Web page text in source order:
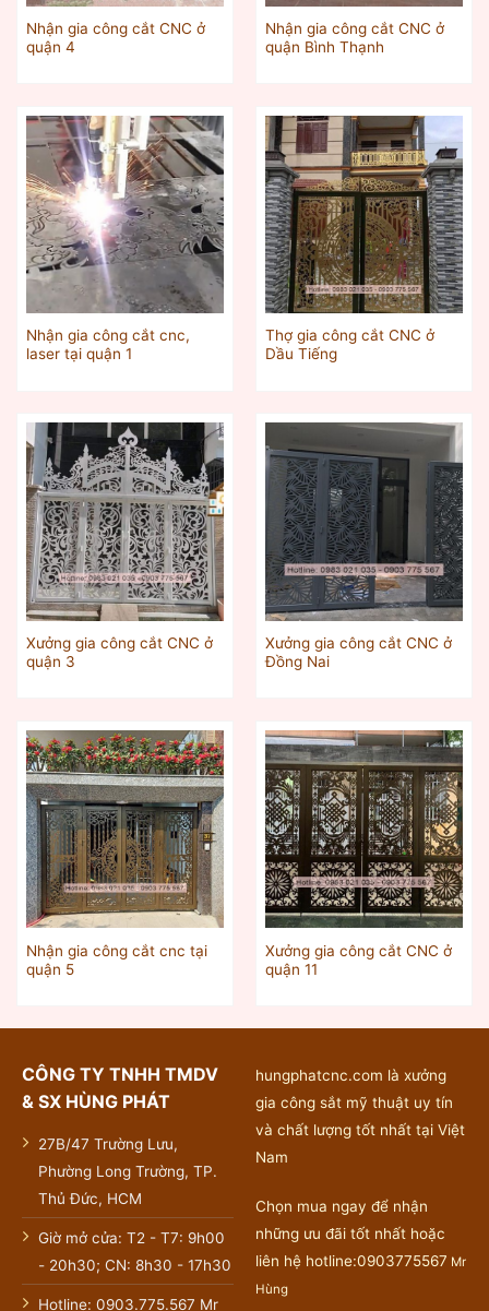
Nhận gia công cắt CNC ở
quận 4
Nhận gia công cắt CNC ở
quận Bình Thạnh
Nhận gia công cắt cnc,
laser tại quận 1
Thợ gia công cắt CNC ở
Dầu Tiếng
Xưởng gia công cắt CNC ở
quận 3
Xưởng gia công cắt CNC ở
Đồng Nai
Nhận gia công cắt cnc tại
quận 5
Xưởng gia công cắt CNC ở
quận 11
CÔNG TY TNHH TMDV
& SX HÙNG PHÁT
27B/47 Trường Lưu,
Phường Long Trường, TP.
Thủ Đức, HCM
Giờ mở cửa: T2 - T7: 9h00
- 20h30; CN: 8h30 - 17h30
Hotline: 0903.775.567 Mr
hungphatcnc.com là xưởng
gia công sắt mỹ thuật uy tín
và chất lượng tốt nhất tại Việt
Nam
Chọn mua ngay để nhận
những ưu đãi tốt nhất hoặc
liên hệ hotline:0903775567 Mr
Hùng